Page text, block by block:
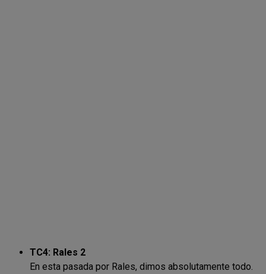
TC4: Rales 2
En esta pasada por Rales, dimos absolutamente todo.